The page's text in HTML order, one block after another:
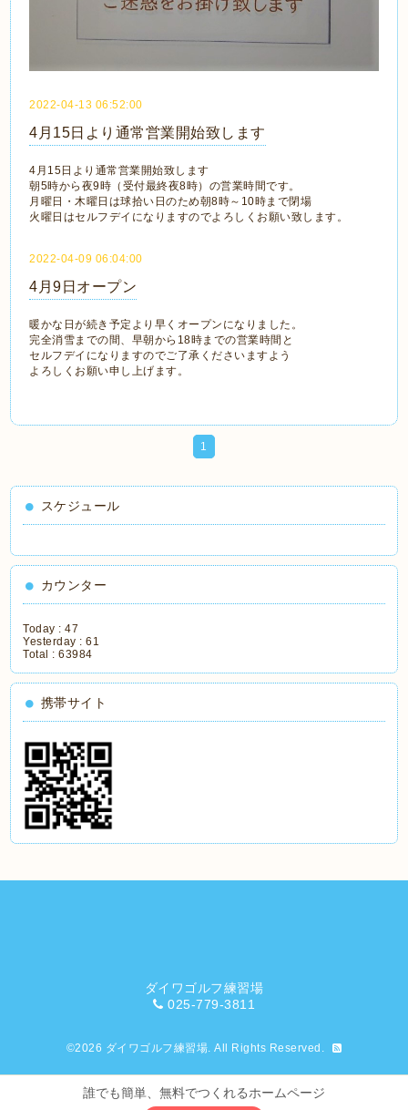
2022-04-13 06:52:00
4月15日より通常営業開始致します
4月15日より通常営業開始致します
朝5時から夜9時（受付最終夜8時）の営業時間です。
月曜日・木曜日は球拾い日のため朝8時～10時まで閉場
火曜日はセルフデイになりますのでよろしくお願い致します。
2022-04-09 06:04:00
4月9日オープン
暖かな日が続き予定より早くオープンになりました。
完全消雪までの間、早朝から18時までの営業時間と
セルフデイになりますのでご了承くださいますよう
よろしくお願い申し上げます。
1
スケジュール
カウンター
Today :47
Yesterday :61
Total :63984
携帯サイト
ダイワゴルフ練習場
025-779-3811
©2026 ダイワゴルフ練習場. All Rights Reserved.
誰でも簡単、無料でつくれるホームページ